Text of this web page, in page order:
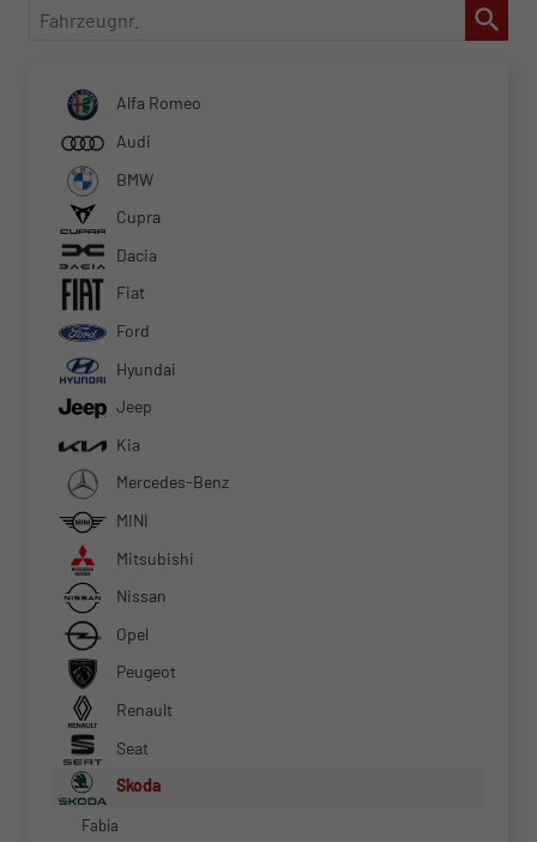
Fahrzeugnr.
Alfa Romeo
Audi
BMW
Cupra
Dacia
Fiat
Ford
Hyundai
Jeep
Kia
Mercedes-Benz
MINI
Mitsubishi
Nissan
Opel
Peugeot
Renault
Seat
Skoda
Fabia